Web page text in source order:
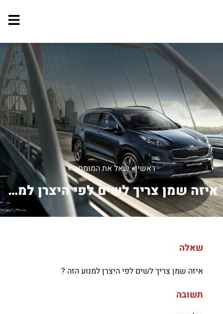
ראשי»שאל את המומחה»
איזה שמן צריך לשים לפי היצרן למנוע הזה ?
שאלה
איזה שמן צריך לשים לפי היצרן למנוע הזה ?
תשובה